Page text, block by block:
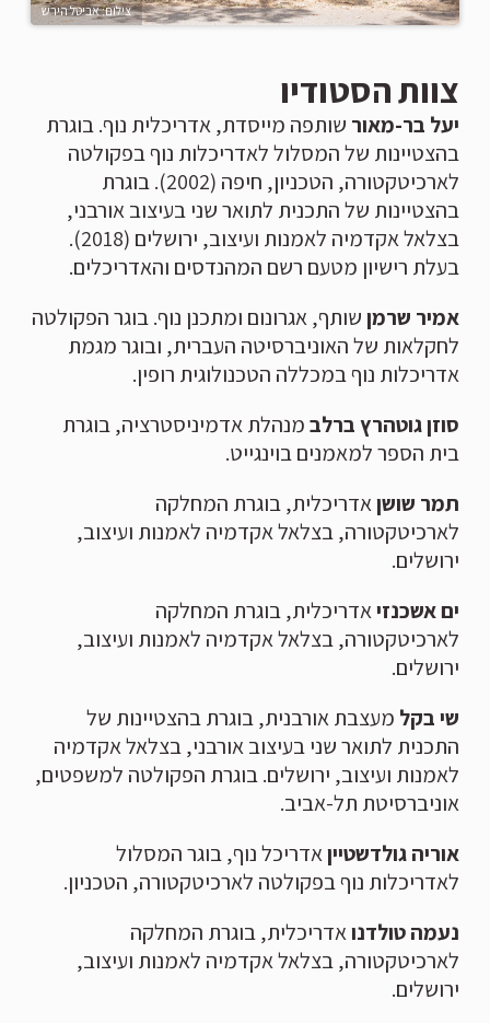
צילום: אביטל הירש
צוות הסטודיו
יעל בר-מאור שותפה מייסדת, אדריכלית נוף. בוגרת
בהצטיינות של המסלול לאדריכלות נוף בפקולטה
לארכיטקטורה, הטכניון, חיפה (2002). בוגרת
בהצטיינות של התכנית לתואר שני בעיצוב אורבני,
בצלאל אקדמיה לאמנות ועיצוב, ירושלים (2018).
בעלת רישיון מטעם רשם המהנדסים והאדריכלים.
אמיר שרמןשותף, אגרונום ומתכנן נוף. בוגר הפקולטה
לחקלאות של האוניברסיטה העברית, ובוגר מגמת
אדריכלות נוף במכללה הטכנולוגית רופין.
סוזן גוטהרץ ברלבמנהלת אדמיניסטרציה, בוגרת
בית הספר למאמנים בוינגייט.
תמר שושןאדריכלית, בוגרת המחלקה
לארכיטקטורה, בצלאל אקדמיה לאמנות ועיצוב,
ירושלים.
ים אשכנזיאדריכלית, בוגרת המחלקה
לארכיטקטורה, בצלאל אקדמיה לאמנות ועיצוב,
ירושלים.
שי בקל מעצבת אורבנית, בוגרת בהצטיינות של
התכנית לתואר שני בעיצוב אורבני, בצלאל אקדמיה
לאמנות ועיצוב, ירושלים. בוגרת הפקולטה למשפטים,
אוניברסיטת תל-אביב.
אוריה גולדשטייןאדריכל נוף, בוגר המסלול
לאדריכלות נוף בפקולטה לארכיטקטורה, הטכניון.
נעמהטולדנואדריכלית, בוגרת המחלקה
לארכיטקטורה, בצלאל אקדמיה לאמנות ועיצוב,
ירושלים.